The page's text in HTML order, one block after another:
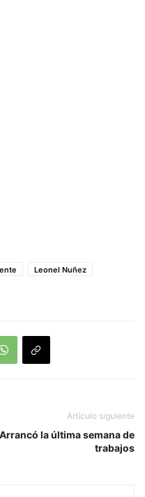
Leonel Nuñez
Artículo siguiente
Arrancó la última semana de
trabajos